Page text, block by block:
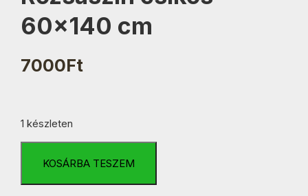
60×140 cm
7000Ft
1 készleten
Fehér-KOSÁRBA TESZEM